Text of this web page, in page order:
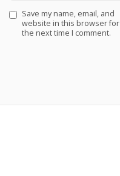
Save my name, email, and
website in this browser for
the next time I comment.